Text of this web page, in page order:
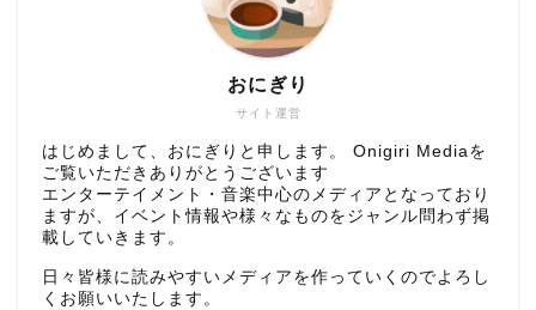
サイト運営
おにぎり
はじめまして、おにぎりと申します。 Onigiri Mediaを
ご覧いただきありがとうございます
エンターテイメント・音楽中心のメディアとなっており
ますが、イベント情報や様々なものをジャンル問わず掲
載していきます。
日々皆様に読みやすいメディアを作っていくのでよろし
くお願いいたします。